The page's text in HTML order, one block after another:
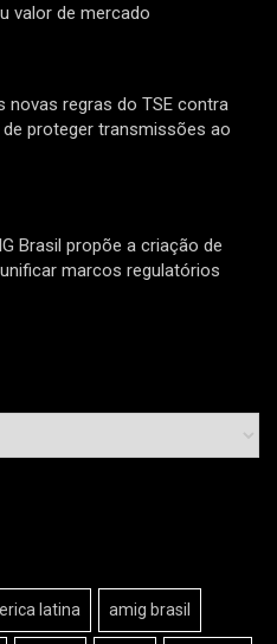
valor de mercado
novas regras do TSE contra
proteger transmissões ao
Brasil propõe a criação de
marcos regulatórios
latina amig brasil